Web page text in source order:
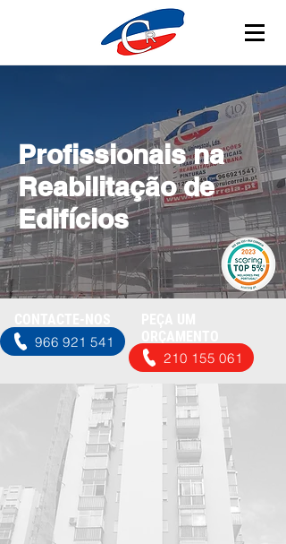
Profissionais na
Reabilitação de
Edifícios
966 921 541
210 155 061